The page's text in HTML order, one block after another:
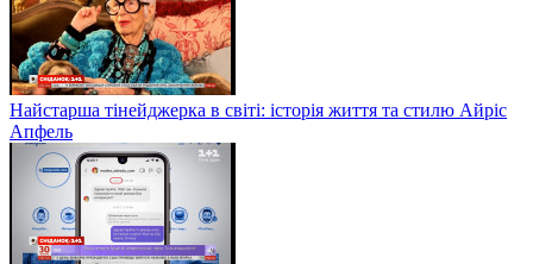
Найстарша тінейджерка в світі: історія життя та стилю Айріс
Апфель